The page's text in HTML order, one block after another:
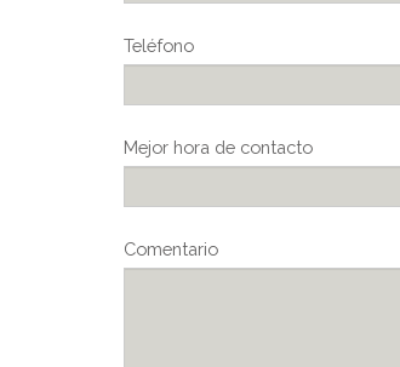
Teléfono
Mejor hora de contacto
Comentario